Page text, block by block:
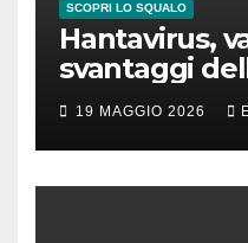
SCOPRI LO SQUALO
Hantavirus,
svantaggi
incubazione
19 MAGGIO 2026